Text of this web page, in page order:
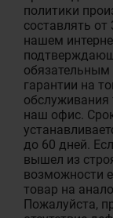
политики
составлять
нашем
гарантии на
наш офис.
до 60 дней.
вышел из
возможности
товар на
Пожалуйста,